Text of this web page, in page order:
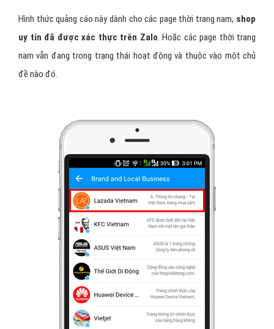
Hình thức quảng cáo này dành cho các page thời trang nam, shop
uy tín đã được xác thực trên Zalo . Hoặc các page thời trang
nam vẫn đang trong trạng thái hoạt động và thuộc vào một chủ
đề nào đó.